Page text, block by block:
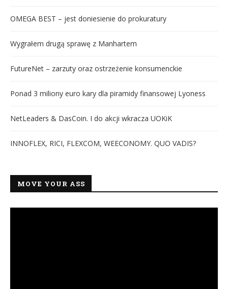
OMEGA BEST – jest doniesienie do prokuratury
Wygrałem drugą sprawę z Manhartem
FutureNet – zarzuty oraz ostrzeżenie konsumenckie
Ponad 3 miliony euro kary dla piramidy finansowej Lyoness
NetLeaders & DasCoin. I do akcji wkracza UOKiK
INNOFLEX, RICI, FLEXCOM, WEECONOMY. QUO VADIS?
MOVE YOUR ASS